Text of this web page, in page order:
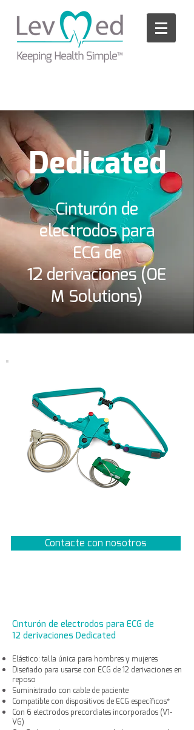
accessibility
Dedicated
Cinturón de
electrodos para
ECG de
12 derivaciones (OE
M Solutions)
Contacte con nosotros
Cinturón de electrodos para ECG de
12 derivaciones Dedicated
Elástico: talla única para hombres y mujeres
Diseñado para usarse con ECG de 12 derivaciones en
reposo
Suministrado con cable de paciente
Compatible con dispositivos de ECG específicos*
Con 6 electrodos precordiales incorporados (V1-
V6)